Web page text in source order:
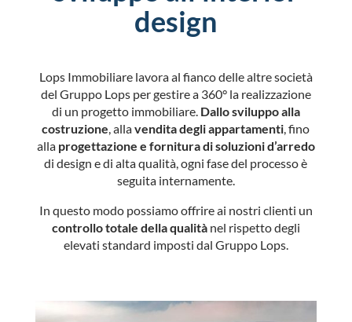
design
Lops Immobiliare lavora al fianco delle altre società
del Gruppo Lops per gestire a 360° la realizzazione
di un progetto immobiliare. Dallo sviluppo alla
costruzione, allavendita degli appartamenti, fino
alla progettazione e fornitura di soluzioni d’arredo
di design e di alta qualità, ogni fase del processo è
seguita internamente.
In questo modo possiamo offrire ai nostri clienti un
controllo totale della qualitànel rispetto degli
elevati standard imposti dal Gruppo Lops.